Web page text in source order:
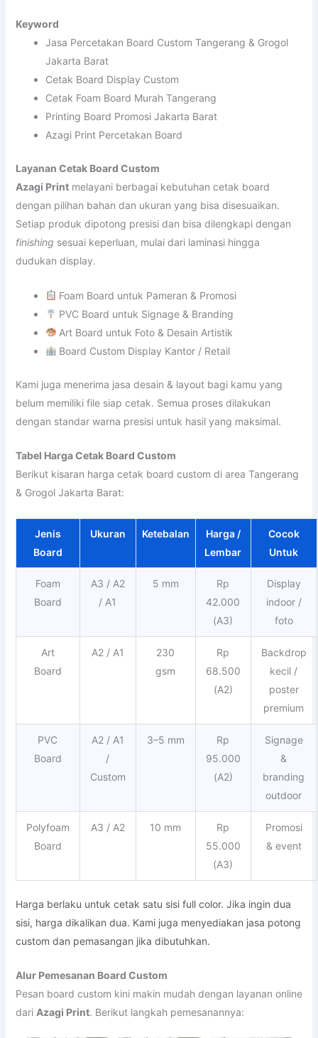
Keyword
Jasa Percetakan Board Custom Tangerang & Grogol
Jakarta Barat
Cetak Board Display Custom
Cetak Foam Board Murah Tangerang
Printing Board Promosi Jakarta Barat
Azagi Print Percetakan Board
Layanan Cetak Board Custom
Azagi Printmelayani berbagai kebutuhan cetak board
dengan pilihan bahan dan ukuran yang bisa disesuaikan.
Setiap produk dipotong presisi dan bisa dilengkapi dengan
finishing sesuai keperluan, mulai dari laminasi hingga
dudukan display.
Foam Board untuk Pameran & Promosi
PVC Board untuk Signage & Branding
Art Board untuk Foto & Desain Artistik
Board Custom Display Kantor / Retail
Kami juga menerima jasa desain & layout bagi kamu yang
belum memiliki file siap cetak. Semua proses dilakukan
dengan standar warna presisi untuk hasil yang maksimal.
Tabel Harga Cetak Board Custom
Berikut kisaran harga cetak board custom di area Tangerang
& Grogol Jakarta Barat:
Jenis
Board
Ukuran Ketebalan
Harga /
Lembar
Cocok
Untuk
Foam
Board
A3 / A2
/ A1
5 mm
Rp
42.000
(A3)
Display
indoor /
foto
Art
Board
A2 / A1
230
gsm
Rp
68.500
(A2)
Backdrop
kecil /
poster
premium
PVC
Board
A2 / A1
/
Custom
3–5 mm
Rp
95.000
(A2)
Signage
&
branding
outdoor
Polyfoam
Board
A3 / A2 10 mm
Rp
55.000
(A3)
Promosi
& event
Harga berlaku untuk cetak satu sisi full color. Jika ingin dua
sisi, harga dikalikan dua. Kami juga menyediakan jasa potong
custom dan pemasangan jika dibutuhkan.
Alur Pemesanan Board Custom
Pesan board custom kini makin mudah dengan layanan online
dari Azagi Print. Berikut langkah pemesanannya: